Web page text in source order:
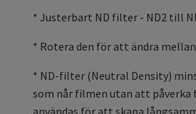
* Justerbart ND filter - ND2 till
* Rotera den för att ändra
* ND-filter (Neutral Density)
som når filmen utan att påverka